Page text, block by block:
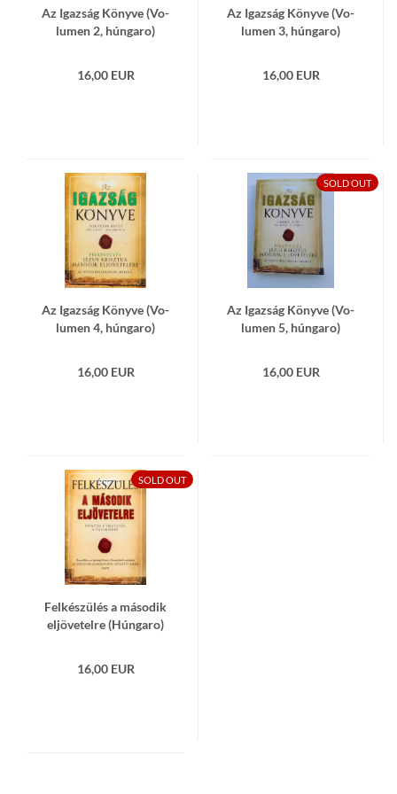
Az Igaz­ság Könyve (Vo­
lu­men 2, hún­ga­ro)
16,00 EUR
Az Igaz­ság Könyve (Vo­
lu­men 3, hún­ga­ro)
16,00 EUR
Az Igaz­ság Könyve (Vo­
lu­men 4, hún­ga­ro)
16,00 EUR
SOLD OUT
Az Igaz­ság Könyve (Vo­
lu­men 5, hún­ga­ro)
16,00 EUR
SOLD OUT
Fel­készülés a má­so­dik
eljöve­tel­re (Hún­ga­ro)
16,00 EUR